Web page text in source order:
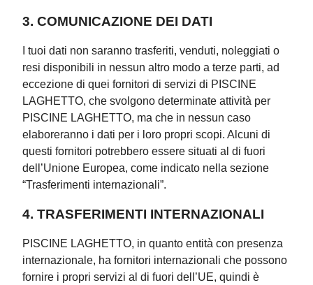
3. COMUNICAZIONE DEI DATI
I tuoi dati non saranno trasferiti, venduti, noleggiati o
resi disponibili in nessun altro modo a terze parti, ad
eccezione di quei fornitori di servizi di PISCINE
LAGHETTO, che svolgono determinate attività per
PISCINE LAGHETTO, ma che in nessun caso
elaboreranno i dati per i loro propri scopi. Alcuni di
questi fornitori potrebbero essere situati al di fuori
dell’Unione Europea, come indicato nella sezione
“Trasferimenti internazionali”.
4. TRASFERIMENTI INTERNAZIONALI
PISCINE LAGHETTO, in quanto entità con presenza
internazionale, ha fornitori internazionali che possono
fornire i propri servizi al di fuori dell’UE, quindi è